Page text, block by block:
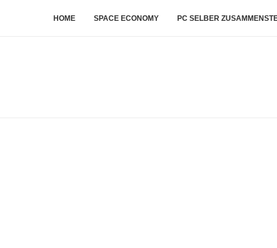
HOME SPACE ECONOMY PC SELBER